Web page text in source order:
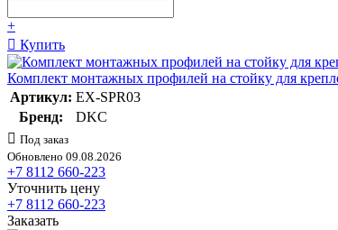
+
Купить
Комплект монтажных профилей на стойку для
Артикул: EX-SPR03
Бренд:
DKC
Под заказ
Обновлено 09.08.2026
+7 8112 660-223
Уточнить цену
+7 8112 660-223
Заказать